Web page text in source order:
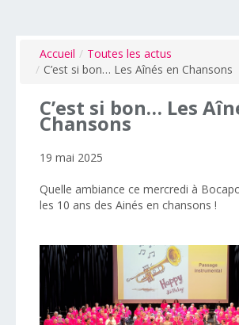
Accueil / Toutes les actus
/ C’est si bon… Les Aînés en Chansons
C’est si bon… Les
Chansons
19 mai 2025
Quelle ambiance ce mercredi à
les 10 ans des Ainés en chansons !